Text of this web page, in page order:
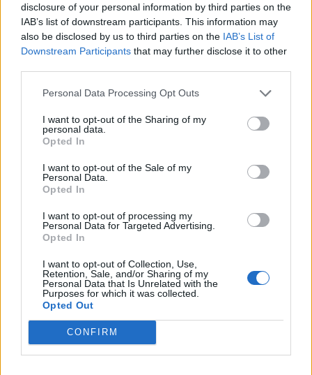
disclosure of your personal information by third parties on the
IAB’s list of downstream participants. This information may
also be disclosed by us to third parties on the IAB’s List of
Downstream Participants that may further disclose it to other
Personal Data Processing Opt Outs
I want to opt-out of the Sharing of my
personal data.
Opted In
I want to opt-out of the Sale of my
Personal Data.
Opted In
I want to opt-out of processing my
Personal Data for Targeted Advertising.
Opted In
I want to opt-out of Collection, Use,
Retention, Sale, and/or Sharing of my
Personal Data that Is Unrelated with the
Purposes for which it was collected.
Opted Out
CONFIRM
16:41
Στο ΥΠΕΝ οι προτάσεις του ΤΕΕ/ΤΑΚ για το μέλλον της
βιομηχανίας στην Κρήτη
ΠΕΡΙΣΣΟΤΕΡΑ
ΣΧΕΤΙΚA AΡΘΡΑ
Οροπέδιο Λασιθίου: Στην τελική ευθεία για τους 45ους
ΚΡΗΤΗ 18:40
Οροπέδιο Λασιθίου: Στην τελική
Οροπέδιο Λασιθίου: Στην τελική
Αγώνες
Δήμας για ΒΟΑΚ: "Προτεραιότητα τα έργα οδικής
Δήμας για ΒΟΑΚ: "Προτεραιότητα
Δήμας για ΒΟΑΚ: